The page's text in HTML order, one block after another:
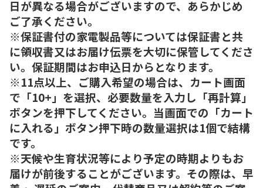
日が異なる場合がございますので、あらかじめ
ご了承ください。
※保証書付の家電製品等については保証書と共
に領収書又はお届け伝票を大切に保管してくださ
い。保証期間はお申込日からとなります。
※11点以上、ご購入希望の場合は、カート画面
で「10+」を選択、必要数量を入力し「再計算」
ボタンを押下してください。当画面での「カート
に入れる」ボタン押下時の数量選択は1個で結構
です。
※天候や生育状況等により予定の時期よりもお
届けが前後することがございます。その際は、早